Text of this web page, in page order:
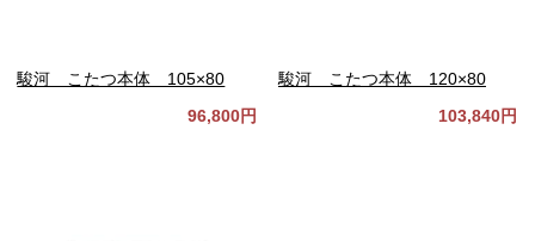
駿河 こたつ本体 105×80
96,800円
駿河 こたつ本体 120×80
103,840円